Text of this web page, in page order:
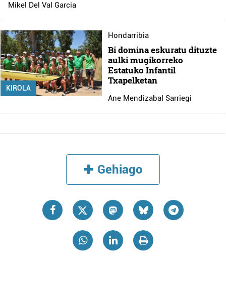
Mikel Del Val Garcia
KIROLA
Hondarribia
Bi domina eskuratu dituzte
aulki mugikorreko
Estatuko Infantil
Txapelketan
Ane Mendizabal Sarriegi
Gehiago